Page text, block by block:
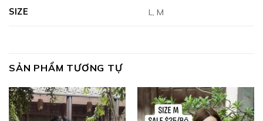
SIZE L, M
SẢN PHẨM TƯƠNG TỰ